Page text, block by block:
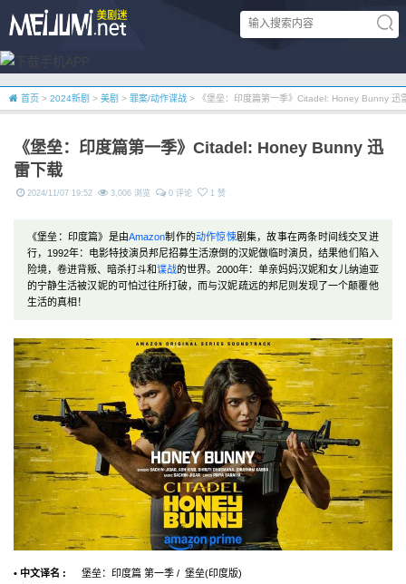
首页 > 2024新剧 > 美剧 > 罪案/动作谍战 > 《堡垒：印度篇第一季》Citadel: Honey Bunny 迅
《堡垒：印度篇第一季》Citadel: Honey Bunny 迅
雷下载
2024/11/07 19:52 3,006 浏览 0 评论 1 赞
《堡垒：印度篇》是由Amazon制作的动作惊悚剧集，故事在两条时间线交叉进
行，1992年：电影特技演员邦尼招募生活潦倒的汉妮做临时演员，结果他们陷入
险境，卷进背叛、暗杀打斗和谍战的世界。2000年：单亲妈妈汉妮和女儿纳迪亚
的宁静生活被汉妮的可怕过往所打破，而与汉妮疏远的邦尼则发现了一个颠覆他
生活的真相！
• 中文译名 :
堡垒：印度篇 第一季 / 堡垒(印度版)